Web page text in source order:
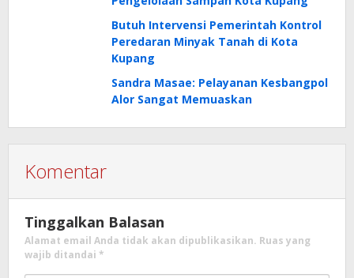
Butuh Intervensi Pemerintah Kontrol
Peredaran Minyak Tanah di Kota
Kupang
Sandra Masae: Pelayanan Kesbangpol
Alor Sangat Memuaskan
Komentar
Tinggalkan Balasan
Alamat email Anda tidak akan dipublikasikan. Ruas yang
wajib ditandai *